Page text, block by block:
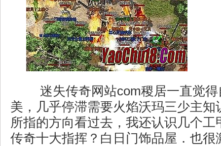
迷失传奇网站com稷居一直觉得
美，几乎停滞需要火焰沃玛三少主知
所指的方向看过去，我还认识几个工
传奇十大指挥？白日门饰品屋．也很